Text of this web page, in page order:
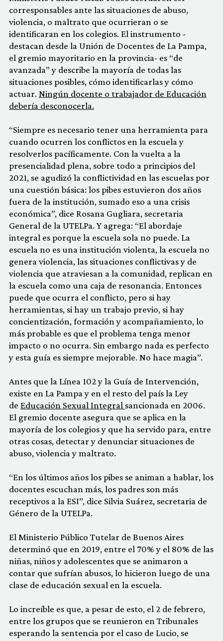
corresponsables ante las situaciones de abuso,
violencia, o maltrato que ocurrieran o se
identificaran en los colegios. El instrumento -
destacan desde la Unión de Docentes de La Pampa,
el gremio mayoritario en la provincia- es “de
avanzada” y describe la mayoría de todas las
situaciones posibles, cómo identificarlas y cómo
actuar. Ningún docente o trabajador de Educación
debería desconocerla.
“Siempre es necesario tener una herramienta para
cuando ocurren los conflictos en la escuela y
resolverlos pacíficamente. Con la vuelta a la
presencialidad plena, sobre todo a principios del
2021, se agudizó la conflictividad en las escuelas por
una cuestión básica: los pibes estuvieron dos años
fuera de la institución, sumado eso a una crisis
económica”, dice Rosana Gugliara, secretaria
General de la UTELPa. Y agrega: “El abordaje
integral es porque la escuela sola no puede. La
escuela no es una institución violenta, la escuela no
genera violencia, las situaciones conflictivas y de
violencia que atraviesan a la comunidad, replican en
la escuela como una caja de resonancia. Entonces
puede que ocurra el conflicto, pero si hay
herramientas, si hay un trabajo previo, si hay
concientización, formación y acompañamiento, lo
más probable es que el problema tenga menor
impacto o no ocurra. Sin embargo nada es perfecto
y esta guía es siempre mejorable. No hace magia”.
Antes que la Línea 102 y la Guía de Intervención,
existe en La Pampa y en el resto del país la Ley
de Educación Sexual Integral sancionada en 2006.
El gremio docente asegura que se aplica en la
mayoría de los colegios y que ha servido para, entre
otras cosas, detectar y denunciar situaciones de
abuso, violencia y maltrato.
“En los últimos años los pibes se animan a hablar, los
docentes escuchan más, los padres son más
receptivos a la ESI”, dice Silvia Suárez, secretaria de
Género de la UTELPa.
El Ministerio Público Tutelar de Buenos Aires
determinó que en 2019, entre el 70% y el 80% de las
niñas, niños y adolescentes que se animaron a
contar que sufrían abusos, lo hicieron luego de una
clase de educación sexual en la escuela.
Lo increíble es que, a pesar de esto, el 2 de febrero,
entre los grupos que se reunieron en Tribunales
esperando la sentencia por el caso de Lucio, se